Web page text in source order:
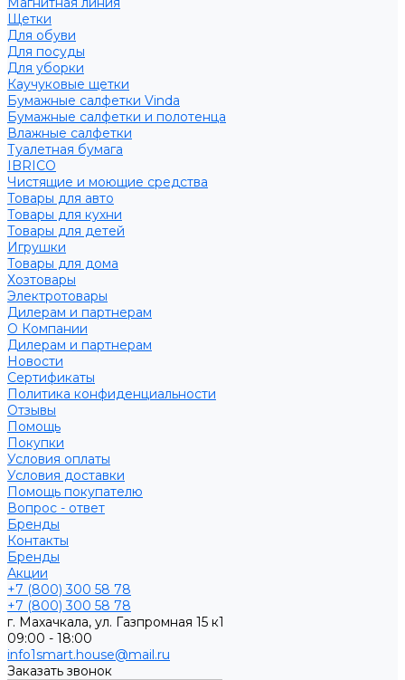
Щетки
Для обуви
Для посуды
Для уборки
Каучуковые щетки
Бумажные салфетки Vinda
Бумажные салфетки и полотенца
Влажные салфетки
Туалетная бумага
IBRICO
Чистящие и моющие средства
Товары для авто
Товары для кухни
Товары для детей
Игрушки
Товары для дома
Хозтовары
Электротовары
Дилерам и партнерам
О Компании
Дилерам и партнерам
Новости
Сертификаты
Политика конфиденциальности
Отзывы
Помощь
Покупки
Условия оплаты
Условия доставки
Помощь покупателю
Вопрос - ответ
Бренды
Контакты
Бренды
Акции
+7 (800) 300 58 78
+7 (800) 300 58 78
г. Махачкала, ул. Газпромная 15 к1
09:00 - 18:00
info1smart.house@mail.ru
Заказать звонок